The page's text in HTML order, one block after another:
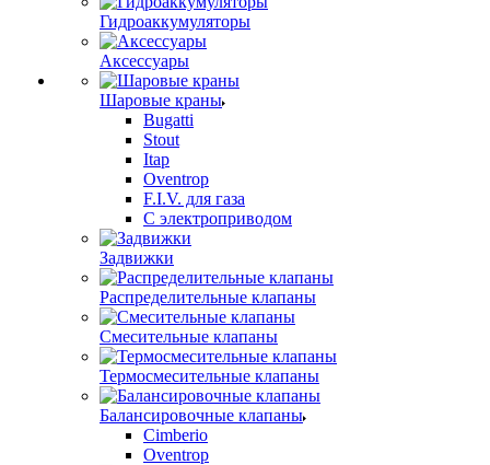
Гидроаккумуляторы
Аксессуары
Шаровые краны
Bugatti
Stout
Itap
Oventrop
F.I.V. для газа
С электроприводом
Задвижки
Распределительные клапаны
Cмесительные клапаны
Термосмесительные клапаны
Балансировочные клапаны
Cimberio
Oventrop